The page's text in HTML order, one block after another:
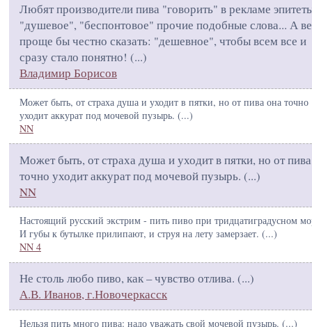
Любят производители пива "говорить" в рекламе
"душевое", "беспонтовое" прочие подобные слова... А
проще бы честно сказать: "дешевное", чтобы всем все и
сразу стало понятно! (...)
Владимир Борисов
Может быть, от страха душа и уходит в пятки, но от пива она точно
уходит аккурат под мочевой пузырь. (...)
NN
Может быть, от страха душа и уходит в пятки, но от
точно уходит аккурат под мочевой пузырь. (...)
NN
Настоящий русский экстрим - пить пиво при тридцатиградусном
И губы к бутылке прилипают, и струя на лету замерзает. (...)
NN 4
Не столь любо пиво, как – чувство отлива. (...)
А.В. Иванов, г.Новочеркасск
Нельзя пить много пива: надо уважать свой мочевой пузырь. (...)